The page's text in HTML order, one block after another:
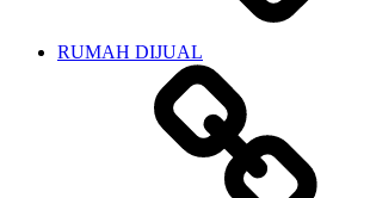
RUMAH DIJUAL